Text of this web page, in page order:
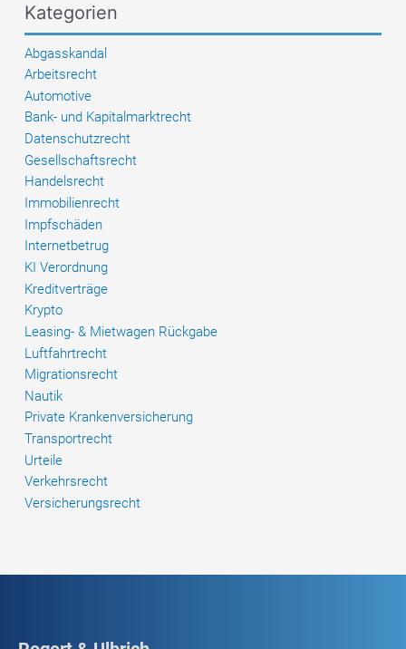
einem
über
Nacht
abgestellten
LKW
an
einer
italienischen
Raststätte;
Wirksamkeit
einer
AGB-
Klausel,
wonach
der
Fahrer
nur
bewachte
Parkplätze
anfahren
darf
Kategorien
Abgasskandal
Arbeitsrecht
Automotive
Bank- und Kapitalmarktrecht
Datenschutzrecht
Gesellschaftsrecht
Handelsrecht
Immobilienrecht
Impfschäden
Internetbetrug
KI Verordnung
Kreditverträge
Krypto
Leasing- & Mietwagen Rückgabe
Luftfahrtrecht
Migrationsrecht
Nautik
Private Krankenversicherung
Transportrecht
Urteile
Verkehrsrecht
Versicherungsrecht